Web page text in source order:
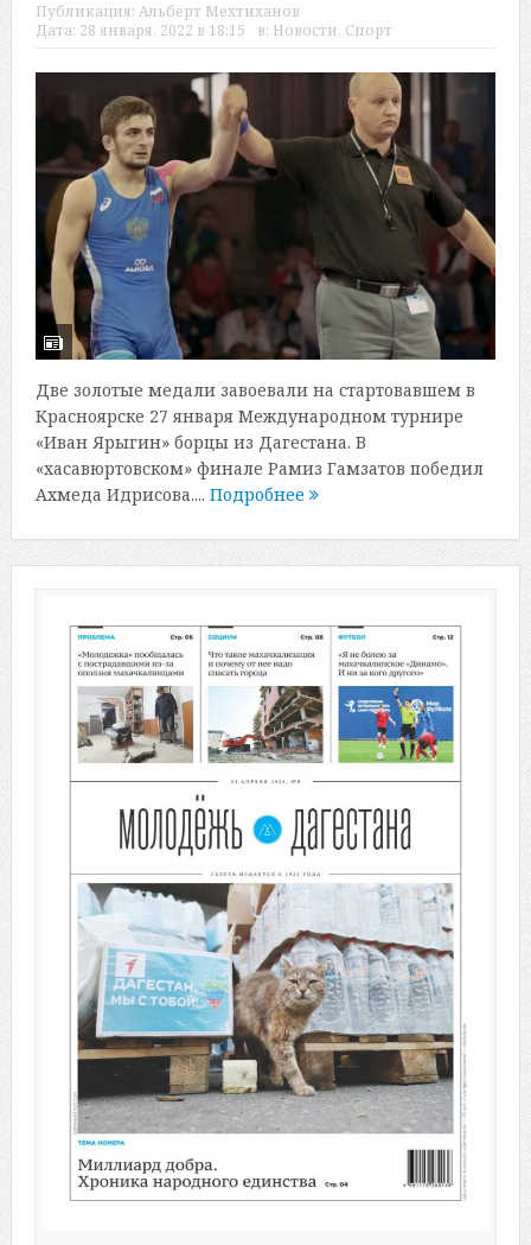
Публикация: Альберт Мехтиханов
Дата: 28 января, 2022 в 18:15 в: Новости, Спорт
Две золотые медали завоевали на стартовавшем в
Красноярске 27 января Международном турнире
«Иван Ярыгин» борцы из Дагестана. В
«хасавюртовском» финале Рамиз Гамзатов победил
Ахмеда Идрисова.... Подробнее